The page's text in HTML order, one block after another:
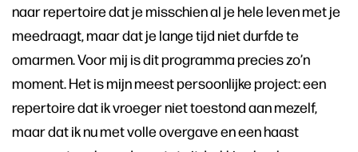
naar repertoire dat je misschien al je hele leven met je
meedraagt, maar dat je lange tijd niet durfde te
omarmen. Voor mij is dit programma precies zo’n
moment. Het is mijn meest persoonlijke project: een
repertoire dat ik vroeger niet toestond aan mezelf,
maar dat ik nu met volle overgave en een haast